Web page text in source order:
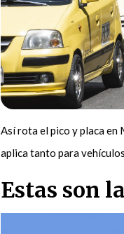
Así rota el pico y placa en
aplica tanto para
Estas son